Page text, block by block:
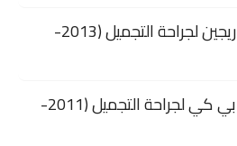
مدير سابق في عيادة ريجين لجراحة التجميل (2013-
مدير سابق في عيادة بي كي لجراحة التجميل (2011-